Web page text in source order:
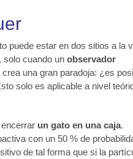
puede estar en dos sitios a la
solo cuando unobservador
una gran paradoja: ¿es
solo es aplicable a nivel
un gato en una caja.
con un 50 % de
de tal forma que si la